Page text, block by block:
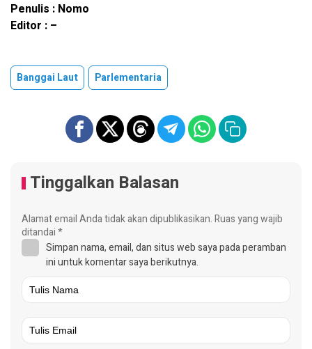
Penulis : Nomo
Editor : –
Banggai Laut Parlementaria
Tinggalkan Balasan
Alamat email Anda tidak akan dipublikasikan.Ruas yang wajib
ditandai*
Simpan nama, email, dan situs web saya pada peramban
ini untuk komentar saya berikutnya.